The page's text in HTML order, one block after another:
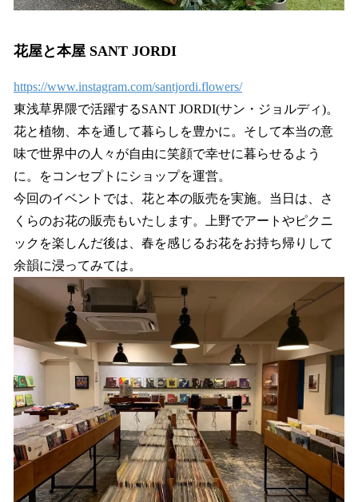
花屋と本屋 SANT JORDI
https://www.instagram.com/santjordi.flowers/
東浅草界隈で活躍するSANT JORDI(サン・ジョルディ)。
花と植物、本を通して暮らしを豊かに。そして本当の意
味で世界中の人々が自由に笑顔で幸せに暮らせるよう
に。をコンセプトにショップを運営。
今回のイベントでは、花と本の販売を実施。当日は、さ
くらのお花の販売もいたします。上野でアートやピクニ
ックを楽しんだ後は、春を感じるお花をお持ち帰りして
余韻に浸ってみては。